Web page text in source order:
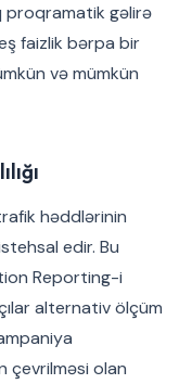
proqramatik gəlirə
faizlik bərpa bir
və mümkün
həddlərinin
edir. Bu
Reporting-i
alternativ ölçüm
çevrilməsi olan